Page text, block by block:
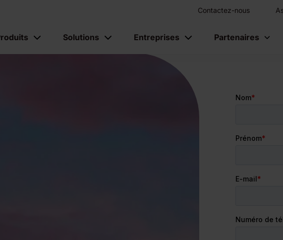
Contactez-nous
Solutions Entreprises Partenaires